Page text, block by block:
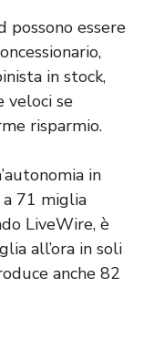
possono essere
in stock,
veloci se
risparmio.
in
71 miglia
LiveWire, è
all’ora in soli
anche 82